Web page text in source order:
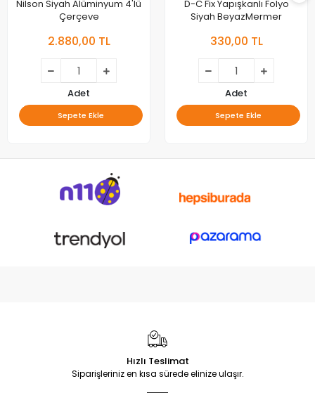
Nilson Siyah Alüminyum 4'lü
Çerçeve
2.880,00 TL
Adet
Sepete Ekle
D-C Fix Yapışkanlı Folyo
Siyah BeyazMermer
330,00 TL
Adet
Sepete Ekle
Hızlı Teslimat
Siparişleriniz en kısa sürede elinize ulaşır.